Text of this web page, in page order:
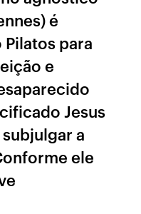
é
para
e
Jesus
a
ele